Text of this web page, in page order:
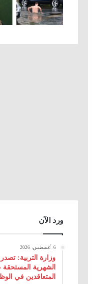
ورد الآن
6 أغسطس، 2026
وزارة التربية:
الشهرية
المتعاقدين في